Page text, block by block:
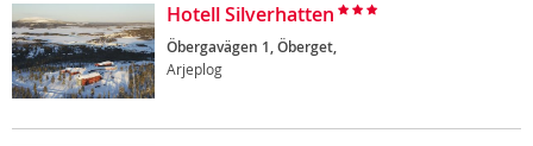
Hotell Silverhatten
Öbergavägen 1, Öberget,
Arjeplog